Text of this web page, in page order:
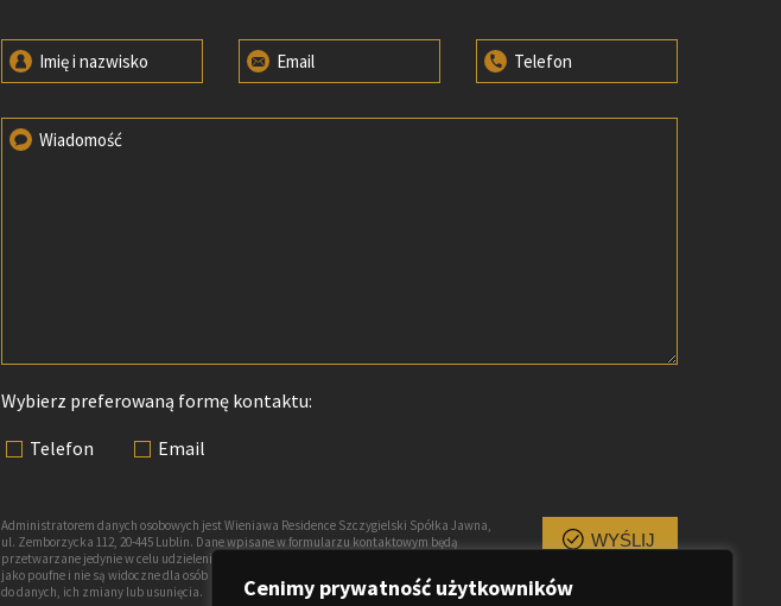
Cenimy prywatność użytkowników
Imię i nazwisko Email Telefon
Wiadomość
Wybierz preferowaną formę kontaktu:
Telefon
Email
Administratorem danych osobowych jest Wieniawa Residence Szczygielski Spółka Jawna,
ul. Zemborzycka 112, 20-445 Lublin. Dane wpisane w formularzu kontaktowym będą
przetwarzane jedynie w celu udzielenia odpowiedzi na przesłane zapytanie, są traktowane
jako poufne i nie są widoczne dla osób nieuprawnionych. Każda osoba ma prawo dostępu
do danych, ich zmiany lub usunięcia.
WYŚLIJ